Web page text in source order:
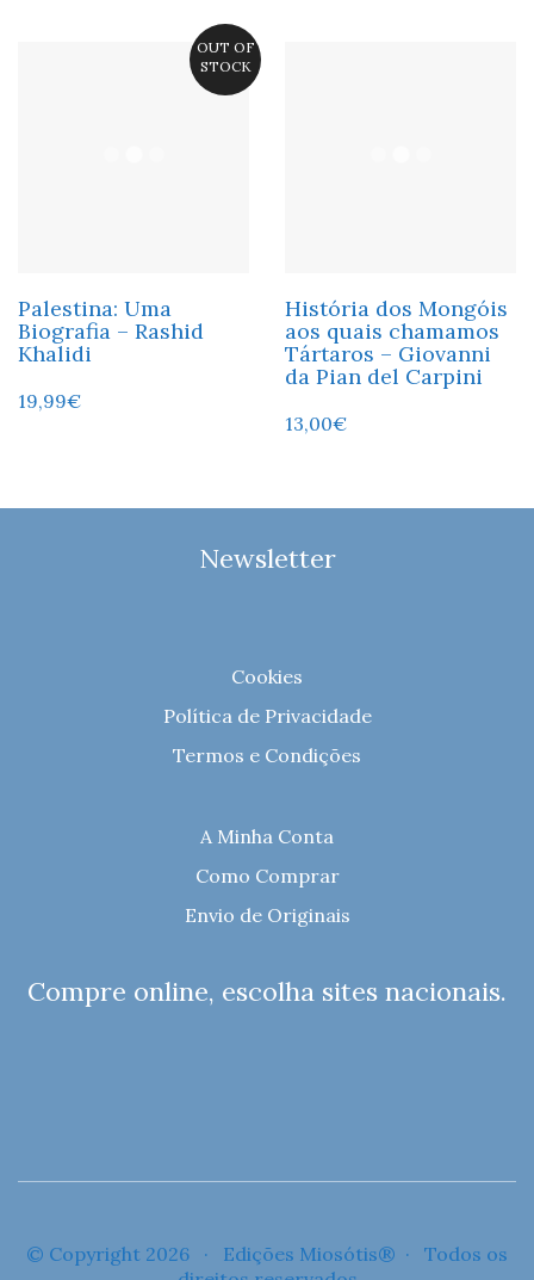
OUT OF
STOCK
Palestina: Uma
Biografia – Rashid
Khalidi
19,99€
História dos Mongóis
aos quais chamamos
Tártaros – Giovanni
da Pian del Carpini
13,00€
Newsletter
Cookies
Política de Privacidade
Termos e Condições
A Minha Conta
Como Comprar
Envio de Originais
Compre online, escolha sites nacionais.
© Copyright 2026 · Edições Miosótis® · Todos os